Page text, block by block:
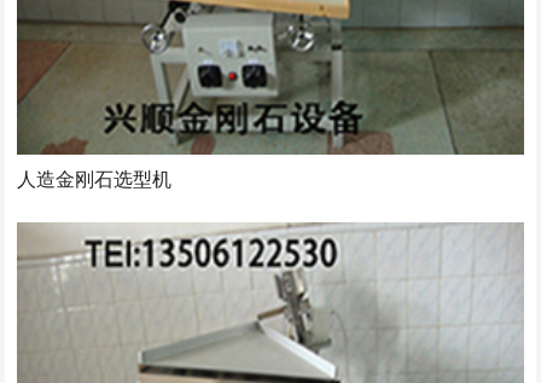
人造金刚石选型机